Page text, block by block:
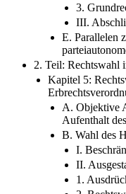
3.
III.
E. Parallelen
2. Teil: Rechtswahl
Kapitel 5:
A. Objektive
Aufenthalt
B. Wahl des
I.
II.
1.